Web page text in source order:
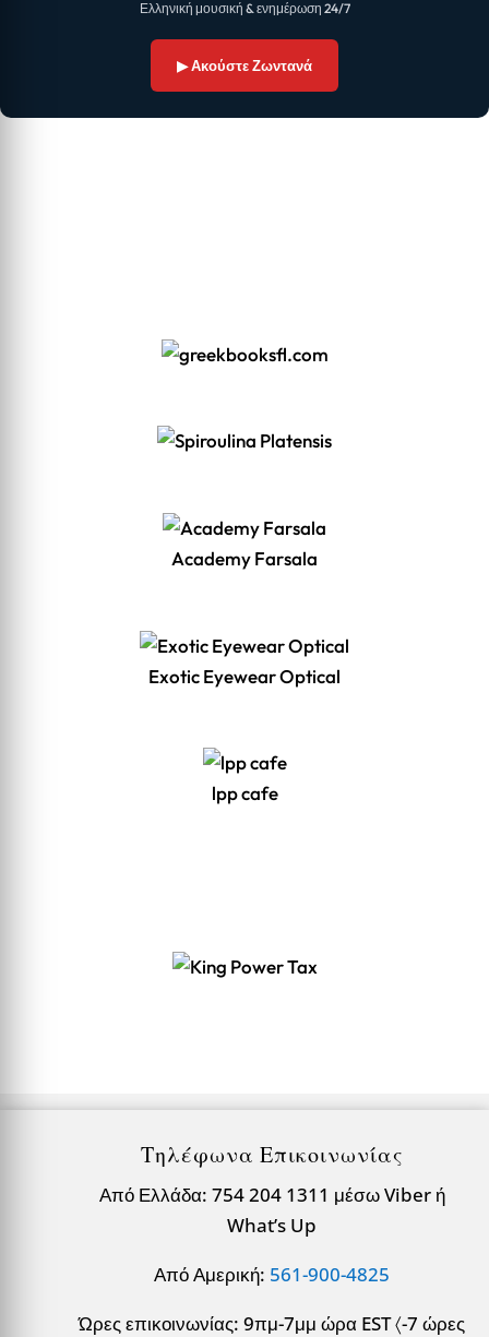
Ελληνική μουσική & ενημέρωση 24/7
▶ Ακούστε Ζωντανά
Academy Farsala
Exotic Eyewear Optical
lpp cafe
Τηλέφωνα Επικοινωνίας
Από Ελλάδα: 754 204 1311 μέσω Viber ή
What’s Up
Από Αμερική: 561-900-4825
Ώρες επικοινωνίας: 9πμ-7μμ ώρα EST 〈-7 ώρες